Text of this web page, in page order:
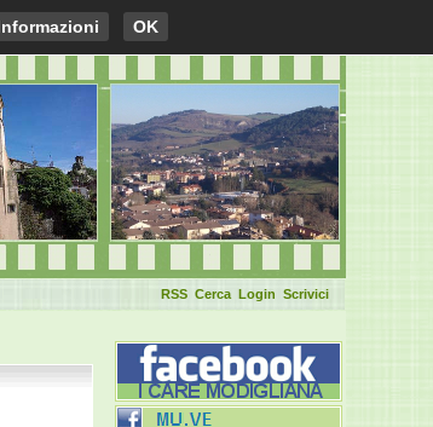
Scrivici
Login
Cerca
RSS
OK